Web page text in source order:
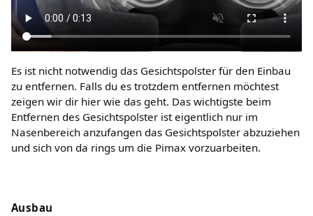
Es ist nicht notwendig das Gesichtspolster für den Einbau
zu entfernen. Falls du es trotzdem entfernen möchtest
zeigen wir dir hier wie das geht. Das wichtigste beim
Entfernen des Gesichtspolster ist eigentlich nur im
Nasenbereich anzufangen das Gesichtspolster abzuziehen
und sich von da rings um die Pimax vorzuarbeiten.
Ausbau